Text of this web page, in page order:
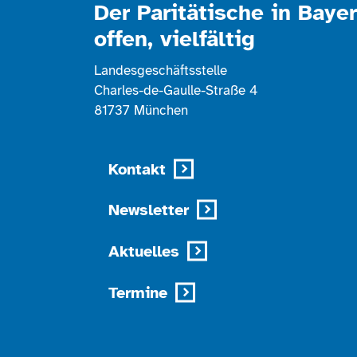
Der Paritätische in
offen, vielfältig
Landesgeschäftsstelle
Charles-de-Gaulle-Straße 4
81737 München
Kontakt
Newsletter
Aktuelles
Termine